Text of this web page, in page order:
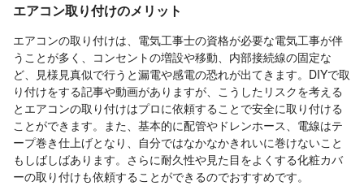
エアコン取り付けのメリット
エアコンの取り付けは、電気工事士の資格が必要な電気工事が伴
うことが多く、コンセントの増設や移動、内部接続線の固定な
ど、見様見真似で行うと漏電や感電の恐れが出てきます。DIYで取
り付けをする記事や動画がありますが、こうしたリスクを考える
とエアコンの取り付けはプロに依頼することで安全に取り付ける
ことができます。また、基本的に配管やドレンホース、電線はテ
ープ巻き仕上げとなり、自分ではなかなかきれいに巻けないこと
もしばしばあります。さらに耐久性や見た目をよくする化粧カバ
ーの取り付けも依頼することができるのでおすすめです。